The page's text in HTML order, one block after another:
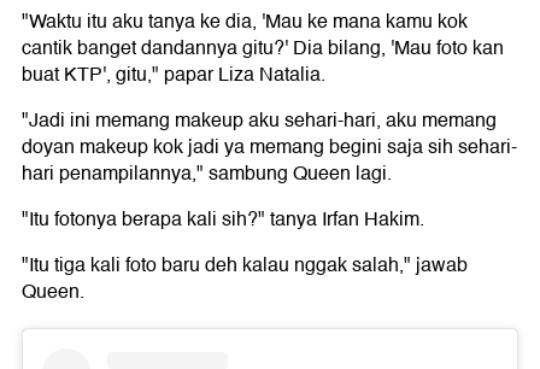
"Waktu itu aku tanya ke dia, 'Mau ke mana kamu kok
cantik banget dandannya gitu?' Dia bilang, 'Mau foto kan
buat KTP', gitu," papar Liza Natalia.
"Jadi ini memang makeup aku sehari-hari, aku memang
doyan makeup kok jadi ya memang begini saja sih sehari-
hari penampilannya," sambung Queen lagi.
"Itu fotonya berapa kali sih?" tanya Irfan Hakim.
"Itu tiga kali foto baru deh kalau nggak salah," jawab
Queen.